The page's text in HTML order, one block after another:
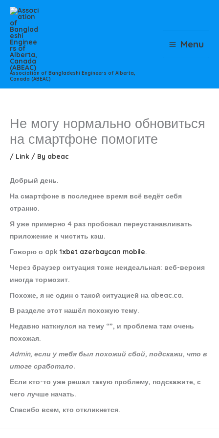
Skip
content
Association of Bangladeshi Engineers of Alberta,
Canada (ABEAC)
Menu
Не могу нормально обновиться
на смартфоне помогите
/ Link / By abeac
Добрый день.
На смартфоне в последнее время всё ведёт себя
странно.
Я уже примерно 4 раз пробовал переустанавливать
приложение и чистить кэш.
Говорю о apk 1xbet azerbaycan mobile.
Через браузер ситуация тоже неидеальная: веб-версия
иногда тормозит.
Похоже, я не один с такой ситуацией на abeac.ca.
В разделе этот нашёл похожую тему.
Недавно наткнулся на тему “”, и проблема там очень
похожая.
Admin, если у тебя был похожий сбой, подскажи, что в
итоге сработало.
Если кто-то уже решал такую проблему, подскажите, с
чего лучше начать.
Спасибо всем, кто откликнется.